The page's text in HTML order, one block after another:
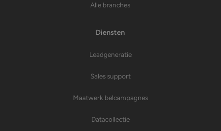
Alle branches
Diensten
Leadgeneratie
Sales support
Maatwerk belcampagnes
Datacollectie